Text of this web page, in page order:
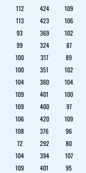
112 424
109
113 423
106
93 369
102
99 324
87
100 317
89
100 351
102
104 360
104
109 401
100
109 400
97
106 420
109
108 376
96
72 292
80
104 394
107
109 401
95